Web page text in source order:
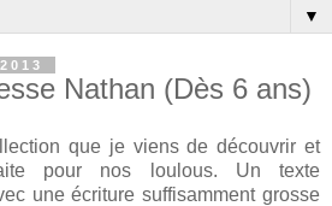
▼
Nathan (Dès 6 ans)
que je viens de découvrir et
pour nos loulous. Un texte
une écriture suffisamment grosse